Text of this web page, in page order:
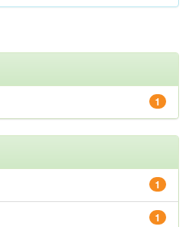
1
1
1